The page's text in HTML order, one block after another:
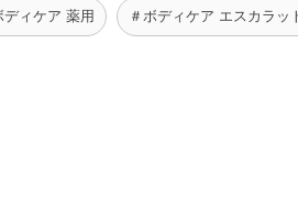
ディケア 薬用 ＃ボディケア エスカラッ